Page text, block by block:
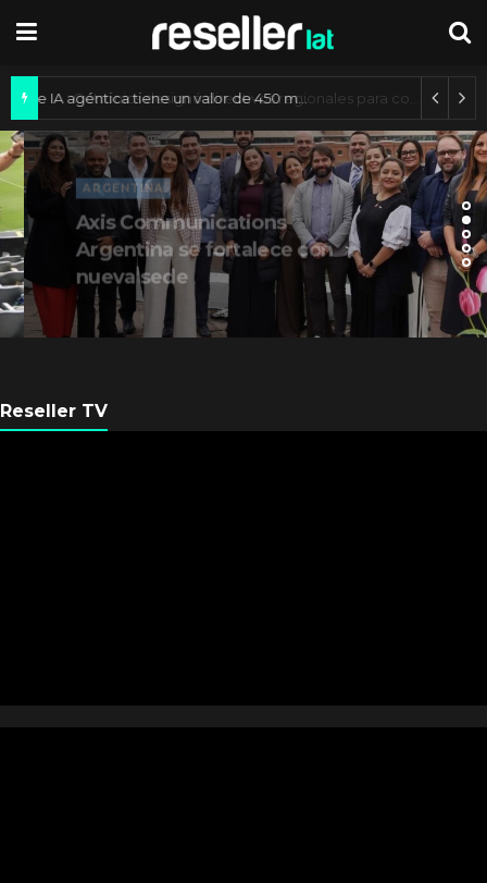
Mercado de IA agéntica tiene un valor de 450 mil millones de dólares
ARGENTINA
Axis Communications
Argentina se fortalece con
nueva sede
Reseller TV